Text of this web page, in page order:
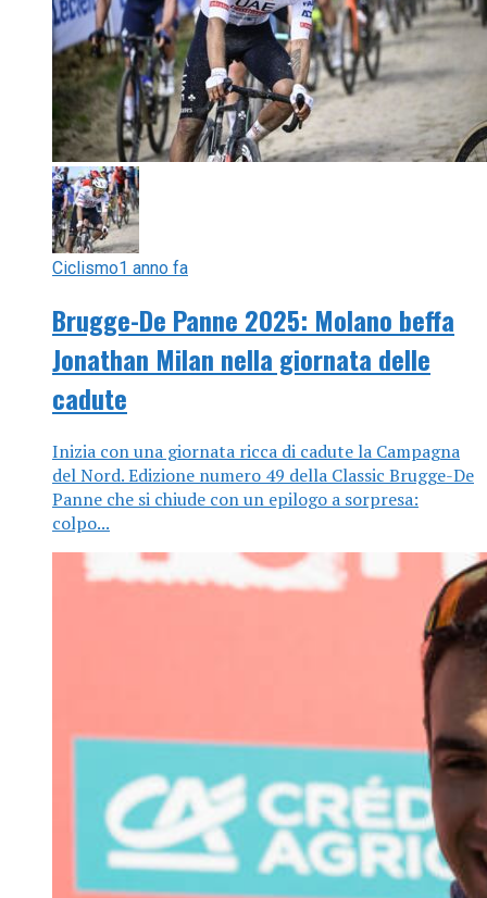
Ciclismo1 anno fa
Brugge-De Panne 2025: Molano beffa
Jonathan Milan nella giornata delle
cadute
Inizia con una giornata ricca di cadute la Campagna
del Nord. Edizione numero 49 della Classic Brugge-De
Panne che si chiude con un epilogo a sorpresa:
colpo...